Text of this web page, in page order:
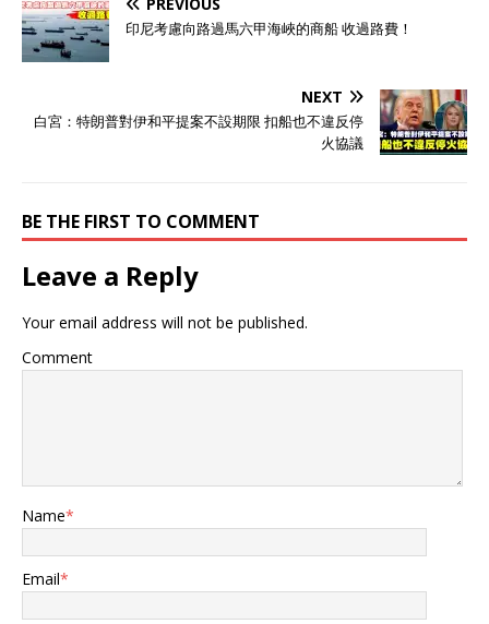
印尼考慮向路過馬六甲海峽的商船 收過路費！
NEXT
白宮：特朗普對伊和平提案不設期限 扣船也不違反停
火協議
BE THE FIRST TO COMMENT
Leave a Reply
Your email address will not be published.
Comment
Name*
Email*